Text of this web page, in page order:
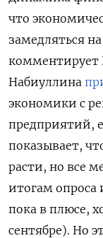
что
замедляться
комментирует
Набиуллина
экономики с
предприятий,
показывает,
расти, но все
итогам
пока в плюсе,
сентябре). Но